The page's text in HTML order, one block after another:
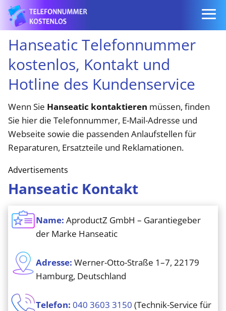
Hanseatic Telefonnummer
kostenlos, Kontakt und
Hotline des Kundenservice
Wenn Sie Hanseatic kontaktieren müssen, finden
Sie hier die Telefonnummer, E-Mail-Adresse und
Webseite sowie die passenden Anlaufstellen für
Reparaturen, Ersatzteile und Reklamationen.
Advertisements
Hanseatic Kontakt
Name: AproductZ GmbH – Garantiegeber
der Marke Hanseatic
Adresse: Werner-Otto-Straße 1–7, 22179
Hamburg, Deutschland
Telefon: 040 3603 3150 (Technik-Service für